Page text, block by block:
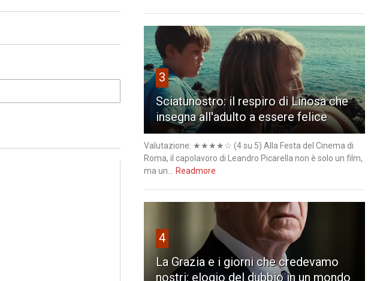
3
Sciatunostro: il respiro di Linosa che
insegna all'adulto a essere felice
Valutazione: ★★★★☆ (4 su 5) Alla Festa del Cinema di
Roma, il capolavoro di Leandro Picarella non è solo un film,
ma un...
Readmore
4
La Grazia e i giorni che credevamo
nostri: elogio del dubbio in un mondo